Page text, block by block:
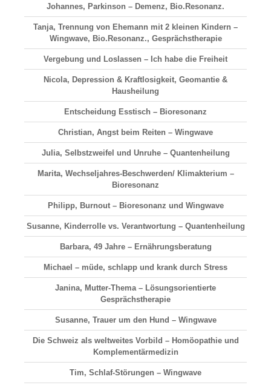
Johannes, Parkinson – Demenz, Bio.Resonanz.
Tanja, Trennung von Ehemann mit 2 kleinen Kindern –
Wingwave, Bio.Resonanz., Gesprächstherapie
Vergebung und Loslassen – Ich habe die Freiheit
Nicola, Depression & Kraftlosigkeit, Geomantie &
Hausheilung
Entscheidung Esstisch – Bioresonanz
Christian, Angst beim Reiten – Wingwave
Julia, Selbstzweifel und Unruhe – Quantenheilung
Marita, Wechseljahres-Beschwerden/ Klimakterium –
Bioresonanz
Philipp, Burnout – Bioresonanz und Wingwave
Susanne, Kinderrolle vs. Verantwortung – Quantenheilung
Barbara, 49 Jahre – Ernährungsberatung
Michael – müde, schlapp und krank durch Stress
Janina, Mutter-Thema – Lösungsorientierte
Gesprächstherapie
Susanne, Trauer um den Hund – Wingwave
Die Schweiz als weltweites Vorbild – Homöopathie und
Komplementärmedizin
Tim, Schlaf-Störungen – Wingwave